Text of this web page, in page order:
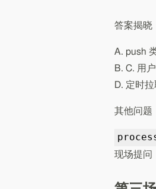
答案揭晓
A. push
B. C. 用
D. 定时
其他问题
现场提问